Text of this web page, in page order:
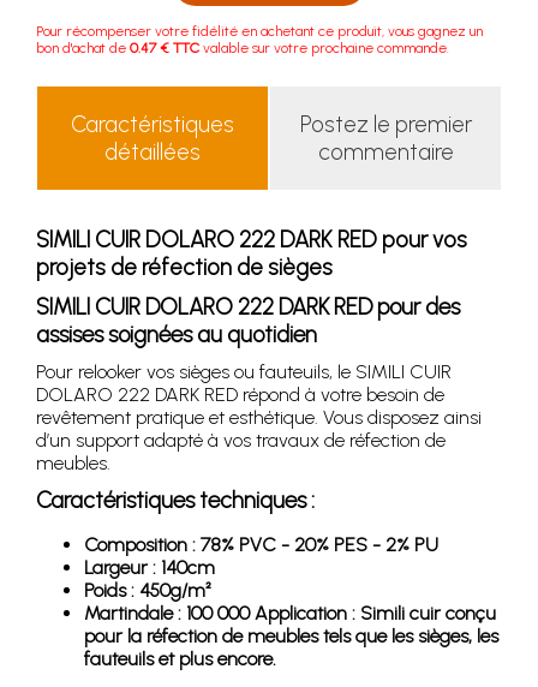
Pour récompenser votre fidélité en achetant ce produit, vous gagnez un
bon d'achat de 0.47 € TTC valable sur votre prochaine commande.
Caractéristiques
détaillées
Postez le premier
commentaire
SIMILI CUIR DOLARO 222 DARK RED pour vos
projets de réfection de sièges
SIMILI CUIR DOLARO 222 DARK RED pour des
assises soignées au quotidien
Pour relooker vos sièges ou fauteuils, le SIMILI CUIR
DOLARO 222 DARK RED répond à votre besoin de
revêtement pratique et esthétique. Vous disposez ainsi
d’un support adapté à vos travaux de réfection de
meubles.
Caractéristiques techniques :
Composition : 78% PVC - 20% PES - 2% PU
Largeur : 140cm
Poids : 450g/m²
Martindale : 100 000 Application : Simili cuir conçu
pour la réfection de meubles tels que les sièges, les
fauteuils et plus encore.